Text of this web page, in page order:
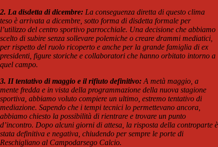
2. La disdetta di dicembre: La conseguenza diretta di questo clima
teso è arrivata a dicembre, sotto forma di disdetta formale per
l’utilizzo del centro sportivo parrocchiale. Una decisione che abbiamo
scelto di subire senza sollevare polemiche o creare drammi mediatici,
per rispetto del ruolo ricoperto e anche per la grande famiglia di ex
presidenti, figure storiche e collaboratori che hanno orbitato intorno a
quel campo.
3. II tentativo di maggio e il rifiuto definitivo: A metà maggio, a
mente fredda e in vista della programmazione della nuova stagione
sportiva, abbiamo voluto compiere un ultimo, estremo tentativo di
mediazione. Sapendo che i tempi tecnici lo permettevano ancora,
abbiamo chiesto la possibilità di rientrare e trovare un punto
d’incontro. Dopo alcuni giorni di attesa, la risposta della controparte è
stata definitiva e negativa, chiudendo per sempre le porte di
Reschigliano al Campodarsego Calcio.